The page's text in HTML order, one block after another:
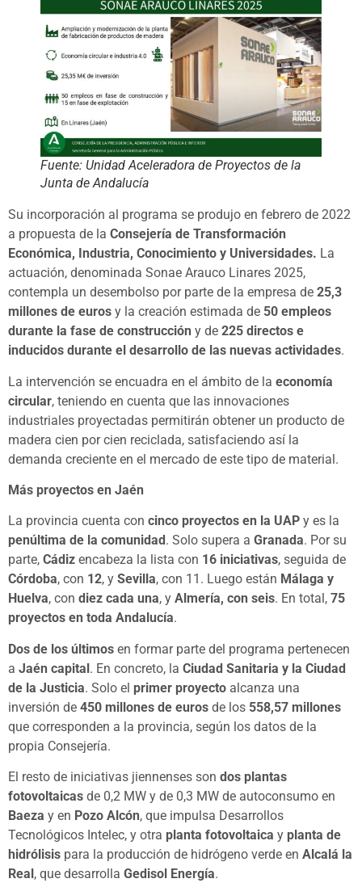
Fuente: Unidad Aceleradora de Proyectos de la
Junta de Andalucía
Su incorporación al programa se produjo en febrero de 2022
a propuesta de la Consejería de Transformación
Económica, Industria, Conocimiento y Universidades. La
actuación, denominada Sonae Arauco Linares 2025,
contempla un desembolso por parte de la empresa de 25,3
millones de euros y la creación estimada de 50 empleos
durante la fase de construcción y de 225 directos e
inducidos durante el desarrollo de las nuevas actividades.
La intervención se encuadra en el ámbito de la economía
circular, teniendo en cuenta que las innovaciones
industriales proyectadas permitirán obtener un producto de
madera cien por cien reciclada, satisfaciendo así la
demanda creciente en el mercado de este tipo de material.
Más proyectos en Jaén
La provincia cuenta con cinco proyectos en la UAP y es la
penúltima de la comunidad . Solo supera a Granada. Por su
parte, Cádiz encabeza la lista con 16 iniciativas, seguida de
Córdoba, con 12, y Sevilla, con 11. Luego están Málaga y
Huelva, con diez cada una, y Almería, con seis. En total, 75
proyectos en toda Andalucía.
Dos de los últimos en formar parte del programa pertenecen
a Jaén capital. En concreto, la Ciudad Sanitaria y la Ciudad
de la Justicia. Solo el primer proyecto alcanza una
inversión de 450 millones de euros de los 558,57 millones
que corresponden a la provincia, según los datos de la
propia Consejería.
El resto de iniciativas jiennenses son dos plantas
fotovoltaicas de 0,2 MW y de 0,3 MW de autoconsumo en
Baeza y en Pozo Alcón, que impulsa Desarrollos
Tecnológicos Intelec, y otra planta fotovoltaica y planta de
hidrólisis para la producción de hidrógeno verde en Alcalá la
Real , que desarrolla Gedisol Energía.